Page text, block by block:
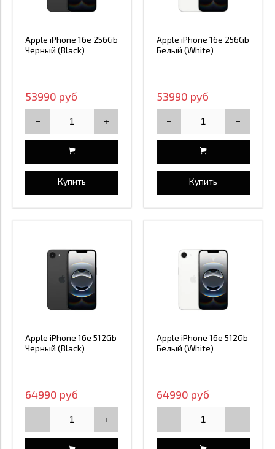
Apple iPhone 16e 256Gb
Черный (Black)
53990 руб
Купить
Apple iPhone 16e 256Gb
Белый (White)
53990 руб
Купить
Apple iPhone 16e 512Gb
Черный (Black)
64990 руб
Apple iPhone 16e 512Gb
Белый (White)
64990 руб